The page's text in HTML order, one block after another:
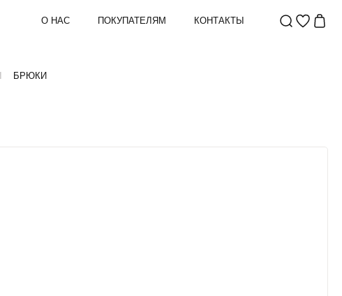
О НАС ПОКУПАТЕЛЯМ КОНТАКТЫ
БРЮКИ